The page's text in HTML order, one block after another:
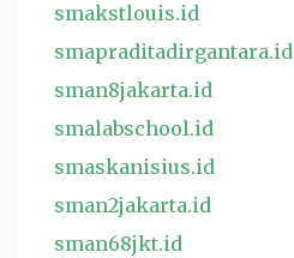
smakstlouis.id
smapraditadirgantara.id
sman8jakarta.id
smalabschool.id
smaskanisius.id
sman2jakarta.id
sman68jkt.id